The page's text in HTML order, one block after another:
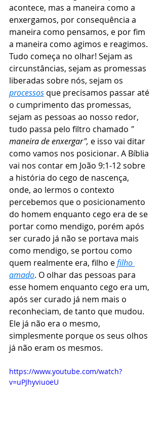
acontece, mas a maneira como a
enxergamos, por consequência a
maneira como pensamos, e por fim
a maneira como agimos e reagimos.
Tudo começa no olhar! Sejam as
circunstâncias, sejam as promessas
liberadas sobre nós, sejam os
processos que precisamos passar até
o cumprimento das promessas,
sejam as pessoas ao nosso redor,
tudo passa pelo filtro chamado "
maneira de enxergar", e isso vai ditar
como vamos nos posicionar. A Bíblia
vai nos contar em João 9:1-12 sobre
a história do cego de nascença,
onde, ao lermos o contexto
percebemos que o posicionamento
do homem enquanto cego era de se
portar como mendigo, porém após
ser curado já não se portava mais
como mendigo, se portou como
quem realmente era, filho e filho
amado. O olhar das pessoas para
esse homem enquanto cego era um,
após ser curado já nem mais o
reconheciam, de tanto que mudou.
Ele já não era o mesmo,
simplesmente porque os seus olhos
já não eram os mesmos.
https://www.youtube.com/watch?
v=uPJhyviuoeU